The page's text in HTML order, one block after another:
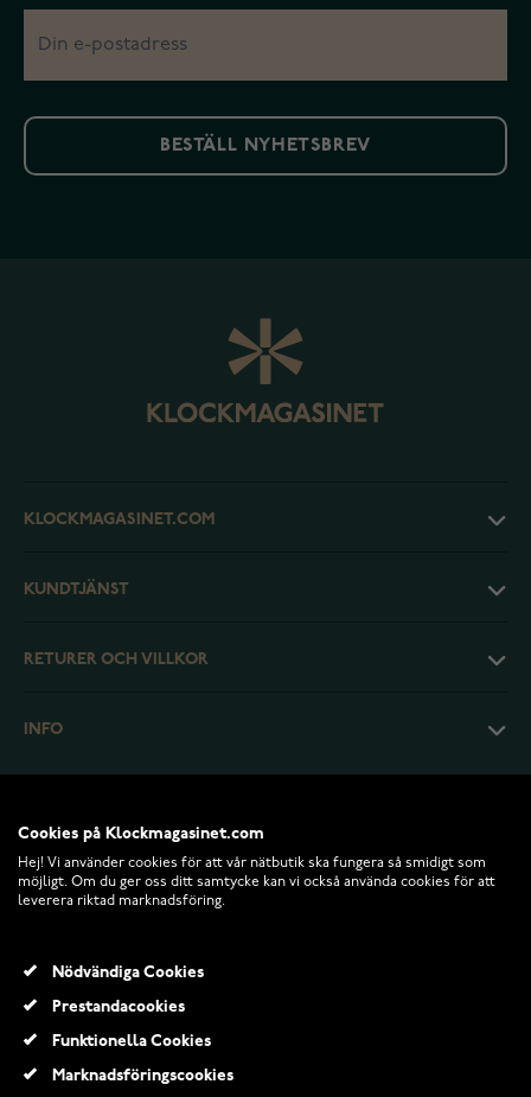
BESTÄLL NYHETSBREV
KLOCKMAGASINET.COM
KUNDTJÄNST
RETURER OCH VILLKOR
INFO
© 2026 Klockmagasinet.com
Cookies på Klockmagasinet.com
Hej! Vi använder cookies för att vår nätbutik ska fungera så smidigt som
möjligt. Om du ger oss ditt samtycke kan vi också använda cookies för att
leverera riktad marknadsföring.
Nödvändiga Cookies
Prestandacookies
Funktionella Cookies
Marknadsföringscookies